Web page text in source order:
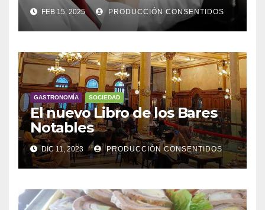
FEB 15, 2025 PRODUCCIÓN CONSENTIDOS
GASTRONOMÍA SOCIEDAD
El nuevo Libro de los Bares
Notables
DIC 11, 2023 PRODUCCIÓN CONSENTIDOS